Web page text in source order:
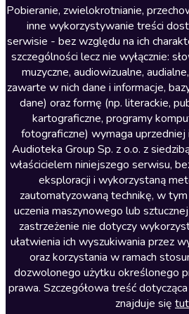
Literatura anglojęzyczna
Literatura faktu
Literatura obyczajowa
Literatura piękna obca
Literatura piękna polska
Nagrania relaksacyjne
Nauka języków
Nauki humanistyczne
Podcasty i audycje
Polityka
Prasa
Religia
Romans
Pobieranie, zwielokrotnianie,
inne wykorzystywanie treści
serwisie - bez względu na ich
szczególności lecz nie wyłącznie:
muzyczne, audiowizualne,
zawarte w nich dane i informacje,
dane) oraz formę (np. literackie,
kartograficzne, programy
fotograficzne) wymaga uprzedniej
Audioteka Group Sp. z o.o. z
właścicielem niniejszego serwisu,
eksploracji i wykorzystaną
zautomatyzowaną technikę, w
uczenia maszynowego lub
zastrzeżenie nie dotyczy
ułatwienia ich wyszukiwania przez
oraz korzystania w ramach
dozwolonego użytku określonego
prawa. Szczegółowa treść
znajduje się